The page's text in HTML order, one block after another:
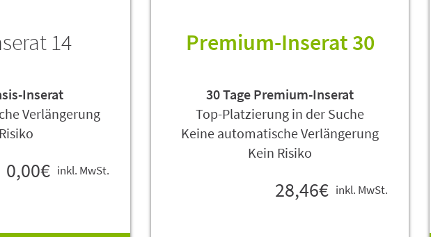
14
Inserat
Verlängerung
0,00€ inkl. MwSt.
Premium-Inserat 30
30 Tage Premium-Inserat
Top-Platzierung in der Suche
Keine automatische Verlängerung
Kein Risiko
28,46€ inkl. MwSt.